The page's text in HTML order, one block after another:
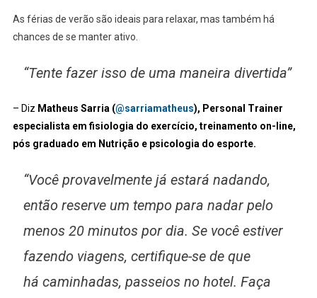
As férias de verão são ideais para relaxar, mas também há
chances de se manter ativo.
“Tente fazer isso de uma maneira divertida”
– Diz Matheus Sarria (@sarriamatheus), Personal Trainer
especialista em fisiologia do exercício, treinamento on-line,
pós graduado em Nutrição e psicologia do esporte.
“Você provavelmente já estará nadando,
então reserve um tempo para nadar pelo
menos 20 minutos por dia. Se você estiver
fazendo viagens, certifique-se de que
há caminhadas, passeios no hotel. Faça